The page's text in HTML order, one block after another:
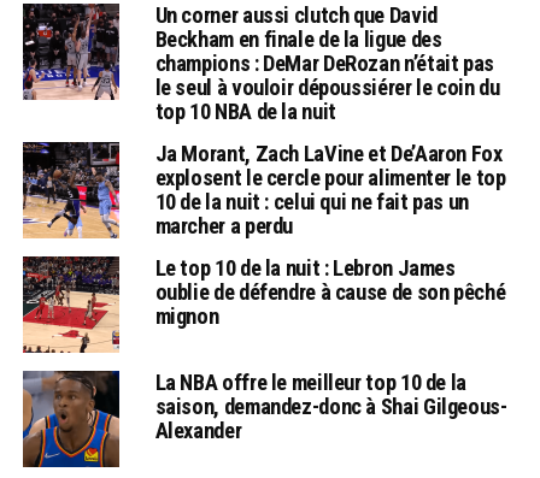
Un corner aussi clutch que David
Beckham en finale de la ligue des
champions : DeMar DeRozan n’était pas
le seul à vouloir dépoussiérer le coin du
top 10 NBA de la nuit
Ja Morant, Zach LaVine et De’Aaron Fox
explosent le cercle pour alimenter le top
10 de la nuit : celui qui ne fait pas un
marcher a perdu
Le top 10 de la nuit : Lebron James
oublie de défendre à cause de son pêché
mignon
La NBA offre le meilleur top 10 de la
saison, demandez-donc à Shai Gilgeous-
Alexander